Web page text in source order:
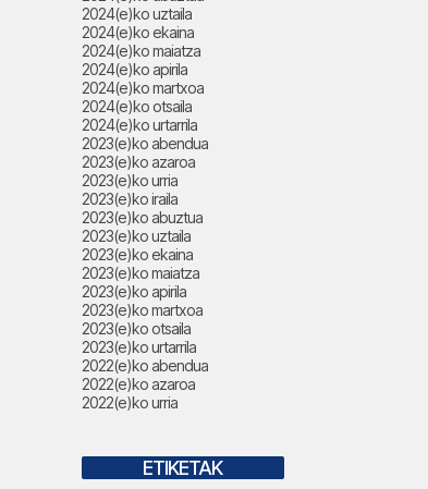
2024(e)ko uztaila
2024(e)ko ekaina
2024(e)ko maiatza
2024(e)ko apirila
2024(e)ko martxoa
2024(e)ko otsaila
2024(e)ko urtarrila
2023(e)ko abendua
2023(e)ko azaroa
2023(e)ko urria
2023(e)ko iraila
2023(e)ko abuztua
2023(e)ko uztaila
2023(e)ko ekaina
2023(e)ko maiatza
2023(e)ko apirila
2023(e)ko martxoa
2023(e)ko otsaila
2023(e)ko urtarrila
2022(e)ko abendua
2022(e)ko azaroa
2022(e)ko urria
ETIKETAK